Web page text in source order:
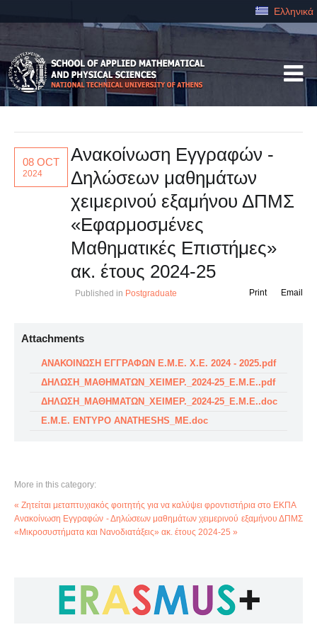
Ελληνικά
08 OCT
2024
Ανακοίνωση Εγγραφών -
Δηλώσεων μαθημάτων
χειμερινού εξαμήνου ΔΠΜΣ
«Εφαρμοσμένες
Μαθηματικές Επιστήμες»
ακ. έτους 2024-25
Published in Postgraduate Email
Print
Attachments
ΑΝΑΚΟΙΝΩΣΗ ΕΓΓΡΑΦΩΝ Ε.Μ.Ε. Χ.Ε. 2024 - 2025.pdf
ΔΗΛΩΣΗ_ΜΑΘΗΜΑΤΩΝ_ΧΕΙΜΕΡ._2024-25_Ε.Μ.Ε..pdf
ΔΗΛΩΣΗ_ΜΑΘΗΜΑΤΩΝ_ΧΕΙΜΕΡ._2024-25_Ε.Μ.Ε..doc
Ε.Μ.Ε. ENTYPO ANATHESHS_ME.doc
More in this category:
« Ζητείται μεταπτυχιακός φοιτητής για να καλύψει φροντιστήρια στο ΕΚΠΑ
Ανακοίνωση Εγγραφών - Δηλώσεων μαθημάτων χειμερινού εξαμήνου ΔΠΜΣ
«Μικροσυστήματα και Νανοδιατάξεις» ακ. έτους 2024-25 »